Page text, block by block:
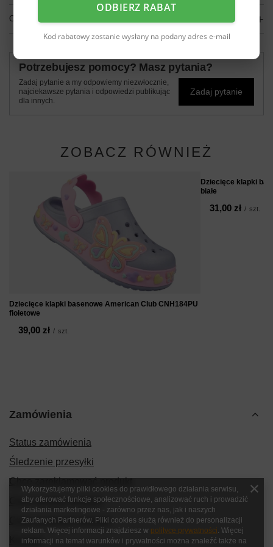
OPINIE
Potrzebujesz pomocy? Masz pytania?
Zadaj pytanie a my odpowiemy niezwłocznie,
najciekawsze pytania i odpowiedzi publikując
dla innych.
Zadaj pytanie
ZOBACZ RÓWNIEŻ
Dziecięce klapki basenowe American Club CNH184PU
fioletowe
39,00 zł / szt.
Dziecięce klapki
białe
31,00 zł / szt.
Zamówienia
Status zamówienia
Śledzenie przesyłki
Chcę zareklamować produkt
Chcę zwrócić produkt
Chcę wymienić produkt
Kontakt
ODBIERZ RABAT
Kod rabatowy zostanie wysłany na podany adres e-mail
Wykorzystujemy pliki cookies do prawidłowego działania serwisu,
aby oferować funkcje społecznościowe, analizować ruch i prowadzić
działania marketingowe - zarówno przez nas, jak i naszych
Zaufanych Partnerów. Pliki cookies służą również do personalizacji
reklam. Więcej informacji znajdziesz w polityce prywatności. Więcej
informacji na temat warunków i prywatności można znaleźć także na